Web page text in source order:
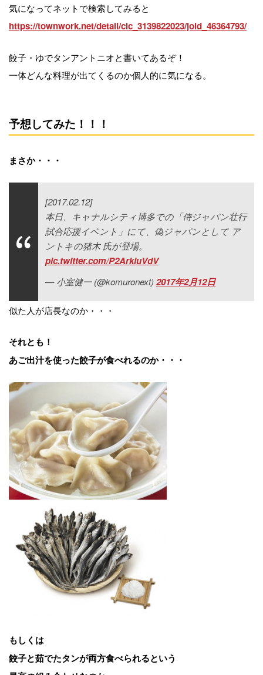
気になってネットで検索してみると
https://townwork.net/detail/clc_3139822023/joid_46364793/
餃子・ゆでタンアントニオと書いてあるぞ！
一体どんな料理が出てくるのか個人的に気になる。
予想してみた！！！
まさか・・・
[2017.02.12]
本日、キャナルシティ博多での「侍ジャパン壮行
試合応援イベント」にて、偽ジャパンとして ア
ントキの猪木 氏が登場。
pic.twitter.com/P2ArkluVdV
— 小室健一 (@komuronext) 2017年2月12日
似た人が店長なのか・・・
それとも！
あご出汁を使った餃子が食べれるのか・・・
もしくは
餃子と茹でたタンが両方食べられるという